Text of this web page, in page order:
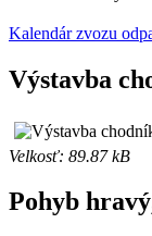
Kalendár zvozu
Výstavba
Velkosť: 89.87 kB
Pohyb